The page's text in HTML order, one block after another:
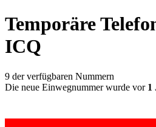
Temporäre
ICQ
9 der verfügbaren Nummern
Die neue Einwegnummer wurde vor 1